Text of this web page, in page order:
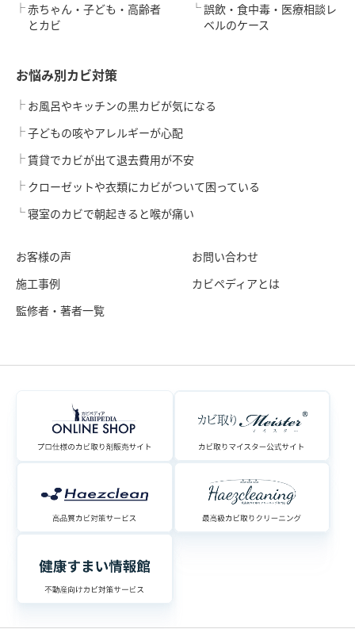
赤ちゃん・子ども・高齢者
とカビ
誤飲・食中毒・医療相談レ
ベルのケース
お悩み別カビ対策
お風呂やキッチンの黒カビが気になる
子どもの咳やアレルギーが心配
賃貸でカビが出て退去費用が不安
クローゼットや衣類にカビがついて困っている
寝室のカビで朝起きると喉が痛い
お客様の声
施工事例
監修者・著者一覧
お問い合わせ
カビペディアとは